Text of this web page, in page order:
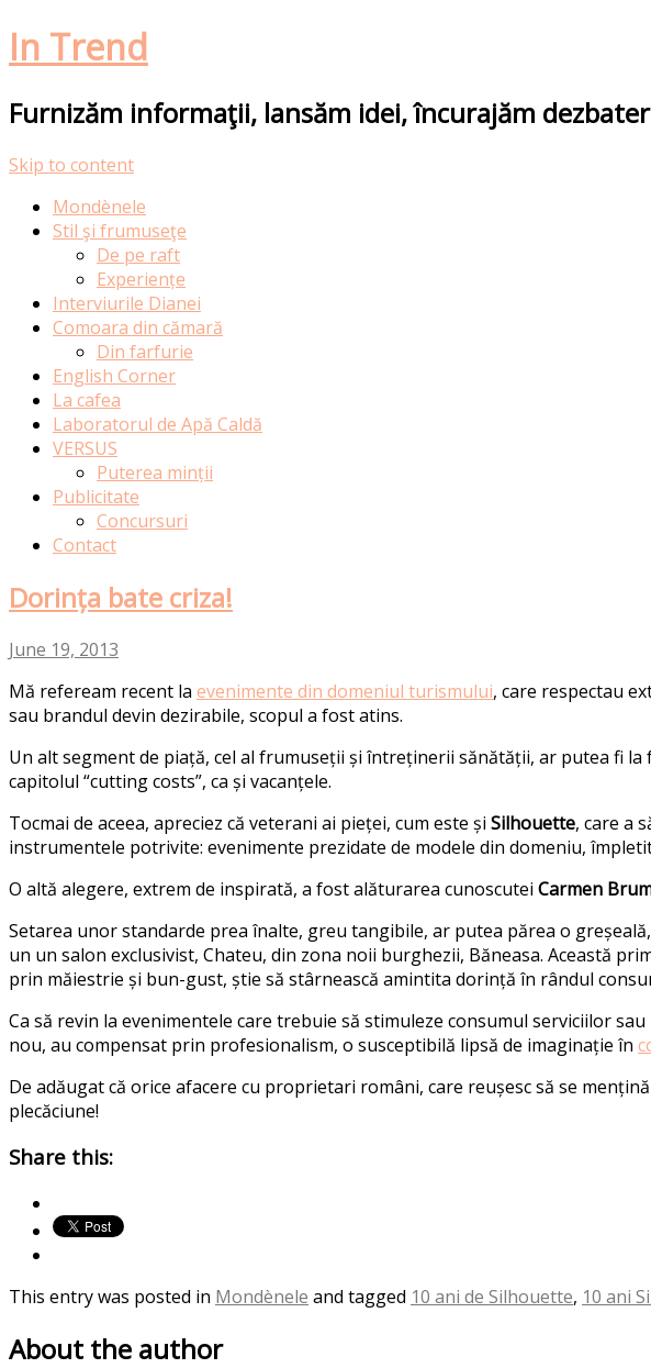
In Trend
Furnizăm informaţii, lansăm idei, încurajăm
Skip to content
Mondènele
Stil şi frumuseţe
De pe raft
Experiențe
Interviurile Dianei
Comoara din cămară
Din farfurie
English Corner
La cafea
Laboratorul de Apă Caldă
VERSUS
Puterea minții
Publicitate
Concursuri
Contact
Dorința bate criza!
June 19, 2013
Mă refeream recent la evenimente din domeniul turismului, care respectau
sau brandul devin dezirabile, scopul a fost atins.
Un alt segment de piață, cel al frumuseții și întreținerii sănătății, ar putea fi
capitolul “cutting costs”, ca și vacanțele.
Tocmai de aceea, apreciez că veterani ai pieței, cum este și Silhouette, care a
instrumentele potrivite: evenimente prezidate de modele din domeniu,
O altă alegere, extrem de inspirată, a fost alăturarea cunoscutei Carmen
Setarea unor standarde prea înalte, greu tangibile, ar putea părea o
un un salon exclusivist, Chateu, din zona noii burghezii, Băneasa. Această
prin măiestrie și bun-gust, știe să stârnească amintita dorință în rândul
Ca să revin la evenimentele care trebuie să stimuleze consumul serviciilor
nou, au compensat prin profesionalism, o susceptibilă lipsă de imaginație în
De adăugat că orice afacere cu proprietari români, care reușesc să se
plecăciune!
Share this:
This entry was posted in Mondènele and tagged 10 ani de Silhouette, 10 ani
About the author